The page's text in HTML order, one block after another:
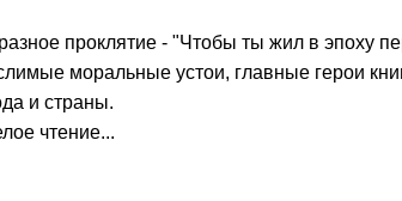
проклятие - "Чтобы ты жил в эпоху
моральные устои, главные герои
и страны.
чтение...